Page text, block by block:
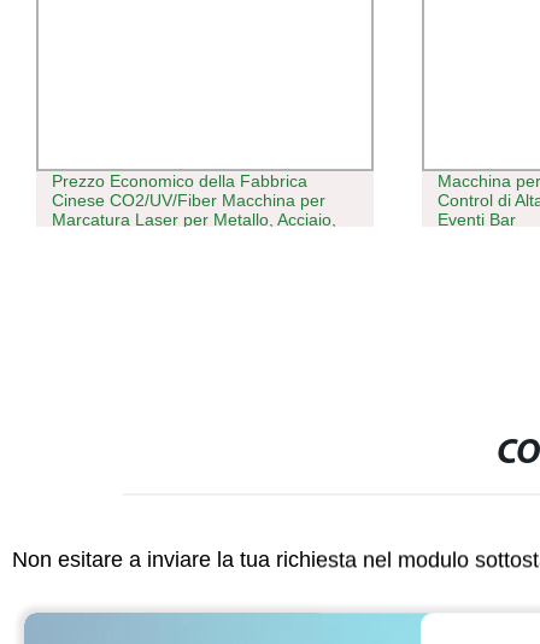
Prezzo Economico della Fabbrica
Cinese CO2/UV/Fiber Macchina per
Marcatura Laser per Metallo, Acciaio,
Macchina
Control di
Eventi Bar
Non esitare a inviare la tua richiesta nel modulo